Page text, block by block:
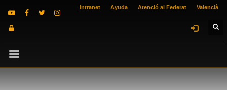
Intranet Ayuda Atenció al Federat Valencià